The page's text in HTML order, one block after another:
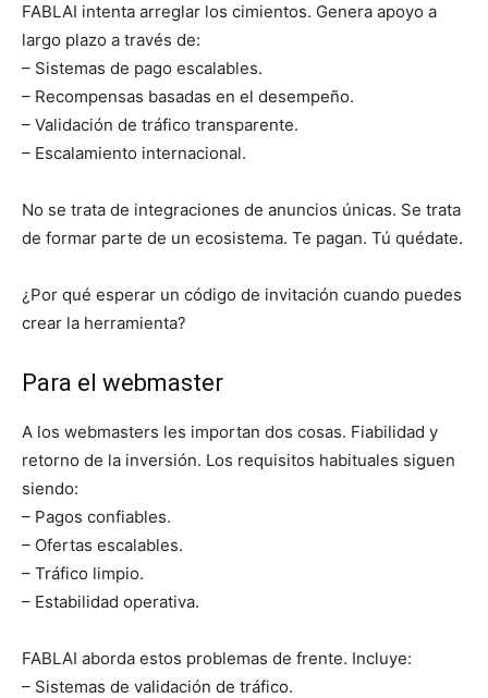
FABLAI intenta arreglar los cimientos. Genera apoyo a
largo plazo a través de:
– Sistemas de pago escalables.
– Recompensas basadas en el desempeño.
– Validación de tráfico transparente.
– Escalamiento internacional.
No se trata de integraciones de anuncios únicas. Se trata
de formar parte de un ecosistema. Te pagan. Tú quédate.
¿Por qué esperar un código de invitación cuando puedes
crear la herramienta?
Para el webmaster
A los webmasters les importan dos cosas. Fiabilidad y
retorno de la inversión. Los requisitos habituales siguen
siendo:
– Pagos confiables.
– Ofertas escalables.
– Tráfico limpio.
– Estabilidad operativa.
FABLAI aborda estos problemas de frente. Incluye:
– Sistemas de validación de tráfico.